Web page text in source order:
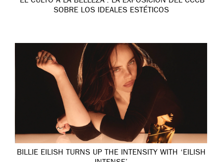
SOBRE LOS IDEALES ESTÉTICOS
BILLIE EILISH TURNS UP THE INTENSITY WITH ‘EILISH